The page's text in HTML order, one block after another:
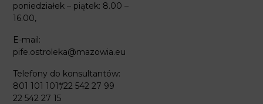
poniedziałek – piątek: 8.00 –
16.00,
E-mail:
pife.ostroleka@mazowia.eu
Telefony do konsultantów:
801 101 101*/22 542 27 99
22 542 27 15